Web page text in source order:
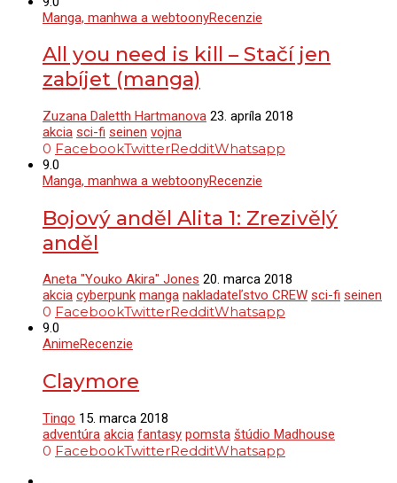
Manga, manhwa a webtoonyRecenzie
All you need is kill – Stačí jen
zabíjet (manga)
Zuzana Daletth Hartmanova 23. apríla 2018
akcia sci-fi seinen vojna
0 FacebookTwitterRedditWhatsapp
9.0
Manga, manhwa a webtoonyRecenzie
Bojový anděl Alita 1: Zrezivělý
anděl
Aneta "Youko Akira" Jones 20. marca 2018
akcia cyberpunk manga nakladateľstvo CREW sci-fi seinen
0 FacebookTwitterRedditWhatsapp
9.0
AnimeRecenzie
Claymore
Tinqo 15. marca 2018
adventúra akcia fantasy pomsta štúdio Madhouse
0 FacebookTwitterRedditWhatsapp